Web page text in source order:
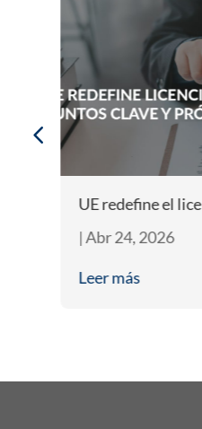
UE redefine el
|Abr 24, 2026
Leer más